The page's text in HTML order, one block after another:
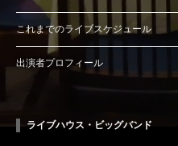
これまでのライブスケジュール
出演者プロフィール
ライブハウス・ビッグバンド